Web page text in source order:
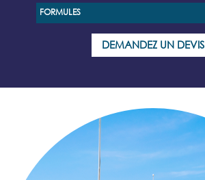
FORMULES
DEMANDEZ UN DEVIS